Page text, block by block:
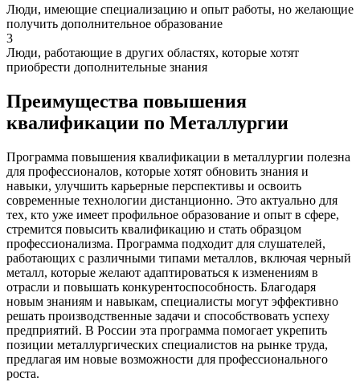
Люди, имеющие специализацию и опыт работы, но желающие
получить дополнительное образование
3
Люди, работающие в других областях, которые хотят
приобрести дополнительные знания
Преимущества повышения
квалификации по Металлургии
Программа повышения квалификации в металлургии полезна
для профессионалов, которые хотят обновить знания и
навыки, улучшить карьерные перспективы и освоить
современные технологии дистанционно. Это актуально для
тех, кто уже имеет профильное образование и опыт в сфере,
стремится повысить квалификацию и стать образцом
профессионализма. Программа подходит для слушателей,
работающих с различными типами металлов, включая черный
металл, которые желают адаптироваться к изменениям в
отрасли и повышать конкурентоспособность. Благодаря
новым знаниям и навыкам, специалисты могут эффективно
решать производственные задачи и способствовать успеху
предприятий. В России эта программа помогает укрепить
позиции металлургических специалистов на рынке труда,
предлагая им новые возможности для профессионального
роста.